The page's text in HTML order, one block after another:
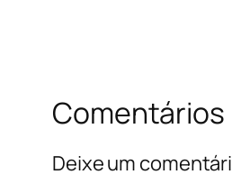
Comentários
Deixe um